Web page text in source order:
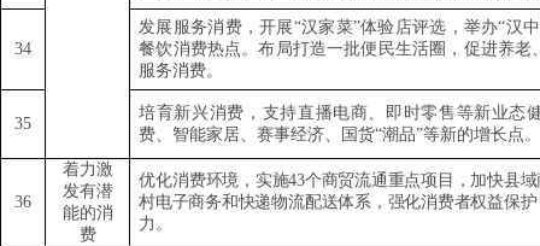
34
发展服务消费，开展“汉家菜”体验店评选，举办“汉
餐饮消费热点。布局打造一批便民生活圈，促进养老
服务消费。
35
培育新兴消费，支持直播电商、即时零售等新业态
费、智能家居、赛事经济、国货“潮品”等新的增长点
36
着力激
发有潜
能的消
费
优化消费环境，实施43个商贸流通重点项目，加快县
村电子商务和快递物流配送体系，强化消费者权益保
力。